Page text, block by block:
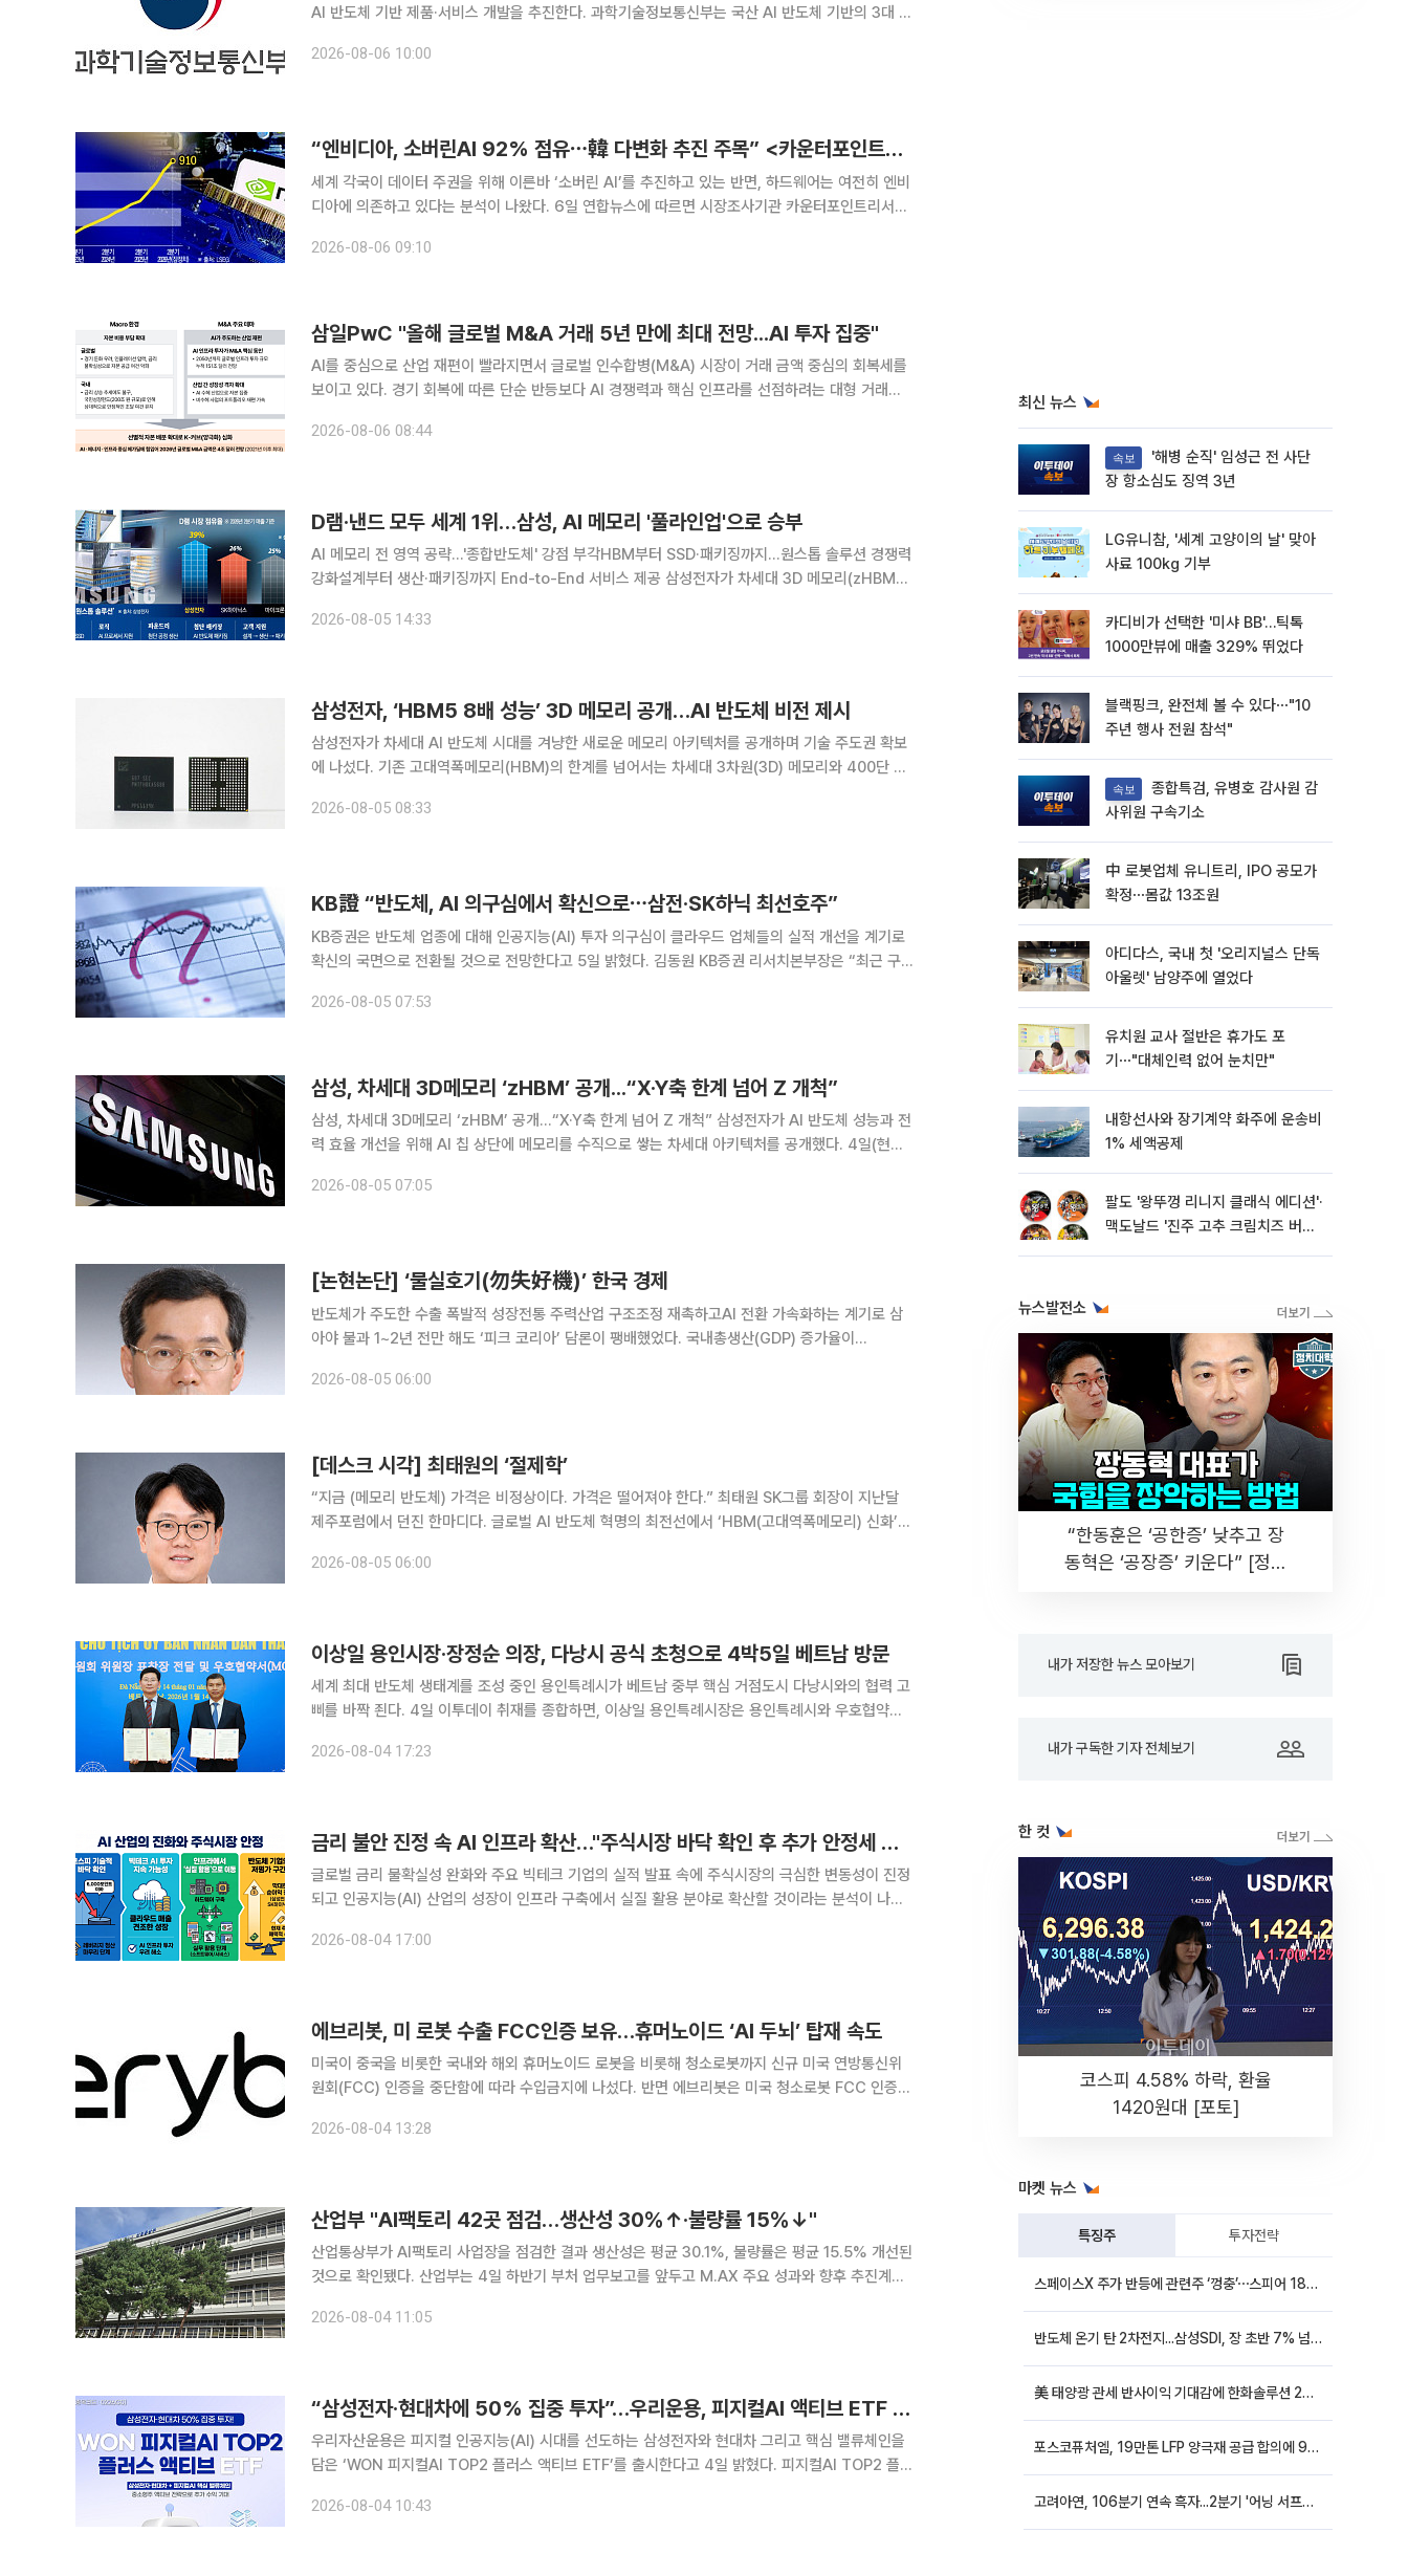
AI 반도체 기반 제품·서비스 개발을 추진한다. 과학기술정보통신부는 국산 AI 반도체 기반의 3대 실
반도체 기반의 다양한 제품·서비스를 신속 개발·확산하기
2026-08-06 10:00
“엔비디아, 소버린AI 92% 점유⋯韓 다변화 추진 주목” <카운터포인트리서치>
세계 각국이 데이터 주권을 위해 이른바 ‘소버린 AI’를 추진하고 있는 반면, 하드웨어는 여전히 엔비
디아에 의존하고 있다는 분석이 나왔다. 6일 연합뉴스에 따르면 시장조사기관 카운터포인트리서치
를 사용하고 있다고 밝혔다. 엔비디아에 이은 2위는 AM
2026-08-06 09:10
삼일PwC "올해 글로벌 M&A 거래 5년 만에 최대 전망...AI 투자 집중"
AI를 중심으로 산업 재편이 빨라지면서 글로벌 인수합병(M&A) 시장이 거래 금액 중심의 회복세를
보이고 있다. 경기 회복에 따른 단순 반등보다 AI 경쟁력과 핵심 인프라를 선점하려는 대형 거래가
다. 삼일PwC는 이 같은 내용을 담은 ‘2026년 하반기 M&A
2026-08-06 08:44
D램·낸드 모두 세계 1위…삼성, AI 메모리 '풀라인업'으로 승부
AI 메모리 전 영역 공략…'종합반도체' 강점 부각HBM부터 SSD·패키징까지…원스톱 솔루션 경쟁력
강화설계부터 생산·패키징까지 End-to-End 서비스 제공 삼성전자가 차세대 3D 메모리(zHBMㆍ
라인업' 전략을 본격화했다는 의미가 크다. 고대역폭메모
2026-08-05 14:33
삼성전자, ‘HBM5 8배 성능’ 3D 메모리 공개…AI 반도체 비전 제시
삼성전자가 차세대 AI 반도체 시대를 겨냥한 새로운 메모리 아키텍처를 공개하며 기술 주도권 확보
에 나섰다. 기존 고대역폭메모리(HBM)의 한계를 넘어서는 차세대 3차원(3D) 메모리와 400단 이
간) 미국 캘리포니아주 산타클라라 컨벤션센터에서 열린 'FMS(
2026-08-05 08:33
KB證 “반도체, AI 의구심에서 확신으로⋯삼전·SK하닉 최선호주”
KB증권은 반도체 업종에 대해 인공지능(AI) 투자 의구심이 클라우드 업체들의 실적 개선을 계기로
확신의 국면으로 전환될 것으로 전망한다고 5일 밝혔다. 김동원 KB증권 리서치본부장은 “최근 구
라우드 생산능력 예약이 사실상 완료됐다고 밝혔다”며 “향후 3
2026-08-05 07:53
삼성, 차세대 3D메모리 ‘zHBM’ 공개...“X·Y축 한계 넘어 Z 개척”
삼성, 차세대 3D메모리 ‘zHBM’ 공개...“X·Y축 한계 넘어 Z 개척” 삼성전자가 AI 반도체 성능과 전
력 효율 개선을 위해 AI 칩 상단에 메모리를 수직으로 쌓는 차세대 아키텍처를 공개했다. 4일(현지
션센터에서 열린 메모리 행사 ‘FMS 2026’에서
2026-08-05 07:05
[논현논단] ‘물실호기(勿失好機)’ 한국 경제
반도체가 주도한 수출 폭발적 성장전통 주력산업 구조조정 재촉하고AI 전환 가속화하는 계기로 삼
아야 불과 1~2년 전만 해도 ‘피크 코리아’ 담론이 팽배했었다. 국내총생산(GDP) 증가율이
속한 고령화와 세계 최저 출산율, 생산성 향상의 추세적 둔
2026-08-05 06:00
[데스크 시각] 최태원의 ‘절제학’
“지금 (메모리 반도체) 가격은 비정상이다. 가격은 떨어져야 한다.” 최태원 SK그룹 회장이 지난달
제주포럼에서 던진 한마디다. 글로벌 AI 반도체 혁명의 최전선에서 ‘HBM(고대역폭메모리) 신화’를
에서는 이 발언을 두고 ‘주가 피크아웃(정점 통과)’의 신호탄
2026-08-05 06:00
이상일 용인시장·장정순 의장, 다낭시 공식 초청으로 4박5일 베트남 방문
세계 최대 반도체 생태계를 조성 중인 용인특례시가 베트남 중부 핵심 거점도시 다낭시와의 협력 고
삐를 바짝 죈다. 4일 이투데이 취재를 종합하면, 이상일 용인특례시장은 용인특례시와 우호협약을
이번 방문에는 장정순 용인특례시의회 의장, 신나연 자치행정위원장, 강영
2026-08-04 17:23
금리 불안 진정 속 AI 인프라 확산…"주식시장 바닥 확인 후 추가 안정세 전망"
글로벌 금리 불확실성 완화와 주요 빅테크 기업의 실적 발표 속에 주식시장의 극심한 변동성이 진정
되고 인공지능(AI) 산업의 성장이 인프라 구축에서 실질 활용 분야로 확산할 것이라는 분석이 나왔
6358.95에 거래를 마쳤다. 최근 국내 증시는 AI 반도체 관
2026-08-04 17:00
에브리봇, 미 로봇 수출 FCC인증 보유…휴머노이드 ‘AI 두뇌’ 탑재 속도
미국이 중국을 비롯한 국내와 해외 휴머노이드 로봇을 비롯해 청소로봇까지 신규 미국 연방통신위
원회(FCC) 인증을 중단함에 따라 수입금지에 나섰다. 반면 에브리봇은 미국 청소로봇 FCC 인증을
역할을 하는 AI 소프트웨어를 탑재하기 위한 협력에 속도를 내고 있
2026-08-04 13:28
산업부 "AI팩토리 42곳 점검…생산성 30％↑·불량률 15％↓"
산업통상부가 AI팩토리 사업장을 점검한 결과 생산성은 평균 30.1%, 불량률은 평균 15.5% 개선된
것으로 확인됐다. 산업부는 4일 하반기 부처 업무보고를 앞두고 M.AX 주요 성과와 향후 추진계획
산업부는 AI팩토리 선도 프로젝트를 통해 그간 170
2026-08-04 11:05
“삼성전자·현대차에 50% 집중 투자”…우리운용, 피지컬AI 액티브 ETF 출시
우리자산운용은 피지컬 인공지능(AI) 시대를 선도하는 삼성전자와 현대차 그리고 핵심 밸류체인을
담은 ‘WON 피지컬AI TOP2 플러스 액티브 ETF’를 출시한다고 4일 밝혔다. 피지컬AI TOP2 플러
생태계를 구성하는 핵심 밸류체인 기업을 전략적으로
2026-08-04 10:43
최신 뉴스
속보
장 항소심도 징역 3년
LG유니참, '세계 고양이의 날' 맞아
사료 100kg 기부
카디비가 선택한 '미샤 BB'…틱톡
1000만뷰에 매출 329% 뛰었다
블랙핑크, 완전체 볼 수 있다⋯"10
주년 행사 전원 참석"
속보
사위원 구속기소
中 로봇업체 유니트리, IPO 공모가
확정⋯몸값 13조원
아디다스, 국내 첫 '오리지널스 단독
아울렛' 남양주에 열었다
유치원 교사 절반은 휴가도 포
기⋯"대체인력 없어 눈치만"
내항선사와 장기계약 화주에 운송비
1% 세액공제
팔도 '왕뚜껑 리니지 클래식 에디션'·
맥도날드 '진주 고추 크림치즈 버거'
뉴스발전소
“한동훈은 ‘공한증’ 낮추고 장
동혁은 ‘공장증’ 키운다” [정치
내가 저장한 뉴스 모아보기
내가 구독한 기자 전체보기
한 컷
코스피 4.58% 하락, 환율
1420원대 [포토]
마켓 뉴스
특징주 투자전략
스페이스X 주가 반등에 관련주 ‘껑충’⋯스피어 18%ㆍ에이치브이엠 12%↑
반도체 온기 탄 2차전지...삼성SDI, 장 초반 7% 넘게 껑충
美 태양광 관세 반사이익 기대감에 한화솔루션 20%대·OCI홀딩스 14%대 급등
포스코퓨처엠, 19만톤 LFP 양극재 공급 합의에 9%대 강세
고려아연, 106분기 연속 흑자...2분기 '어닝 서프라이즈'에 장 초반 12%대 강세